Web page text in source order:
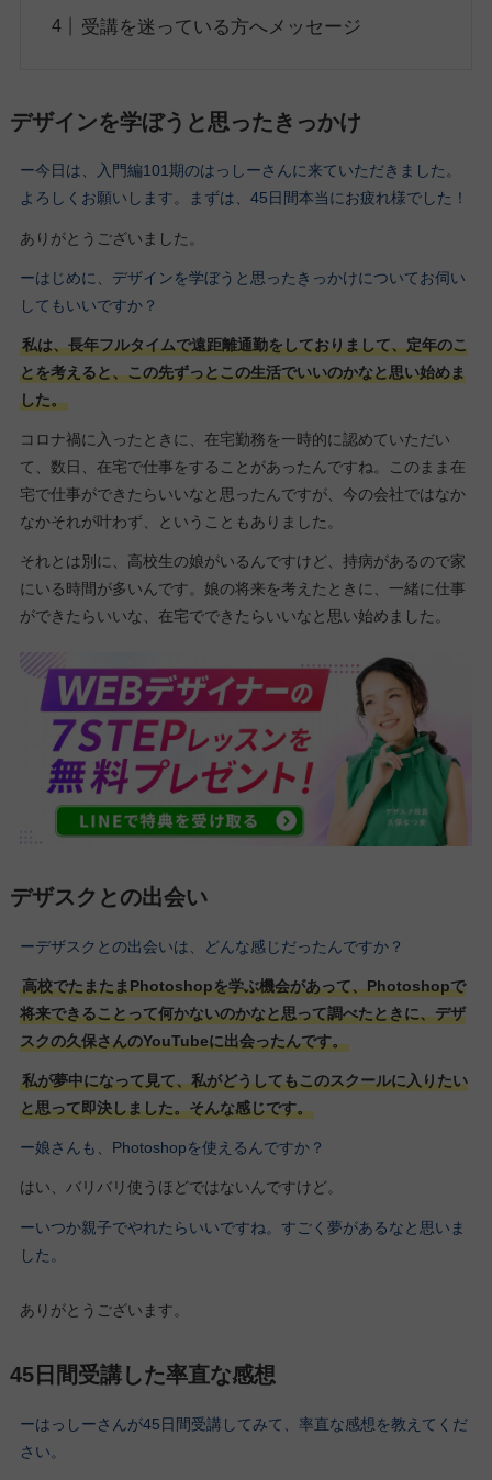
受講を迷っている方へメッセージ
デザインを学ぼうと思ったきっかけ
ー今日は、入門編101期のはっしーさんに来ていただきました。
よろしくお願いします。
まずは、45日間本当にお疲れ様でした！
ありがとうございました。
ーはじめに、デザインを学ぼうと思ったきっかけについてお伺い
してもいいですか？
私は、長年フルタイムで遠距離通勤をしておりまして、定年のこ
とを考えると、この先ずっとこの生活でいいのかなと思い始めま
した。
コロナ禍に入ったときに、在宅勤務を一時的に認めていただい
て、数日、在宅で仕事をすることがあったんですね。このまま在
宅で仕事ができたらいいなと思ったんですが、今の会社ではなか
なかそれが叶わず、ということもありました。
それとは別に、高校生の娘がいるんですけど、持病があるので家
にいる時間が多いんです。娘の将来を考えたときに、一緒に仕事
ができたらいいな、在宅でできたらいいなと思い始めました。
デザスクとの出会い
ーデザスクとの出会いは、どんな感じだったんですか？
高校でたまたまPhotoshopを学ぶ機会があって、Photoshopで
将来できることって何かないのかなと思って調べたときに、デザ
スクの久保さんのYouTubeに出会ったんです。
私が夢中になって見て、私がどうしてもこのスクールに入りたい
と思って即決しました。そんな感じです。
ー娘さんも、Photoshopを使えるんですか？
はい、バリバリ使うほどではないんですけど。
ーいつか親子でやれたらいいですね。すごく夢があるなと思いま
した。
ありがとうございます。
45日間受講した率直な感想
ーはっしーさんが45日間受講してみて、率直な感想を教えてくだ
さい。